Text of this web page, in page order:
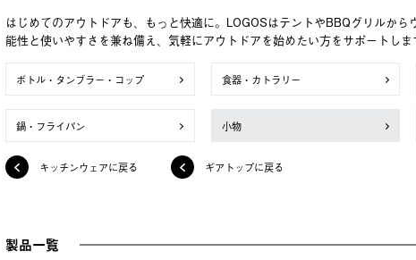
はじめてのアウトドアも、もっと快適に。LOGOSはテントやBBQグリルか
能性と使いやすさを兼ね備え、気軽にアウトドアを始めたい方をサポートしま
ボトル・タンブラー・コップ 食器・カトラリー
鍋・フライパン 小物
キッチンウェアに戻る ギアトップに戻る
製品一覧